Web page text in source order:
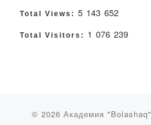
Total Views: 5 143 652
Total Visitors: 1 076 239
© 2026 Академия "Bolashaq"